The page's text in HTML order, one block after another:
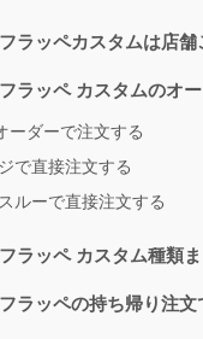
ラッペカスタムは店
ラッペ カスタムのオ
ーダーで注文する
で直接注文する
ルーで直接注文する
ラッペ カスタム種類
ラッペの持ち帰り注文